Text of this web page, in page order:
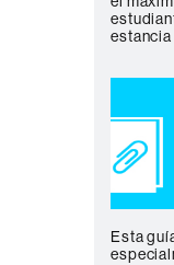
estancia
Esta